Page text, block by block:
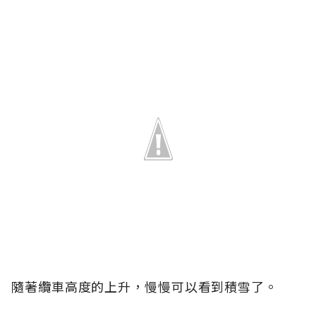
隨著纜車高度的上升，慢慢可以看到積雪了。